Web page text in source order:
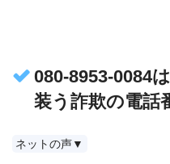
080-8953-0084
装う詐欺の電話
ネットの声▼